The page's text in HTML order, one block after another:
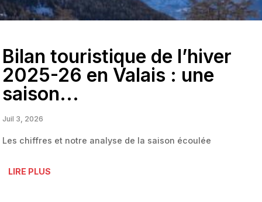
Bilan touristique de l’hiver
2025-26 en Valais : une
saison...
Juil 3, 2026
Les chiffres et notre analyse de la saison écoulée
LIRE PLUS